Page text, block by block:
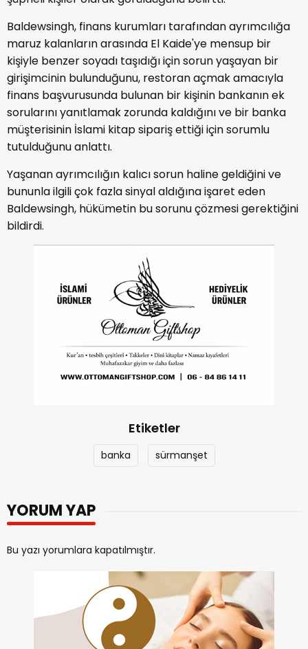
Baldewsingh, finans kurumları tarafından ayrımcılığa
maruz kalanların arasında El Kaide'ye mensup bir
kişiyle benzer soyadı taşıdığı için sorun yaşayan bir
girişimcinin bulunduğunu, restoran açmak amacıyla
finans başvurusunda bulunan bir kişinin bankanın ek
sorularını yanıtlamak zorunda kaldığını ve bir banka
müşterisinin İslami kitap sipariş ettiği için sorumlu
tutulduğunu anlattı.
Yaşanan ayrımcılığın kalıcı sorun haline geldiğini ve
bununla ilgili çok fazla sinyal aldığına işaret eden
Baldewsingh, hükümetin bu sorunu çözmesi gerektiğini
bildirdi.
Etiketler
banka sürmanşet
YORUM YAP
Bu yazı yorumlara kapatılmıştır.